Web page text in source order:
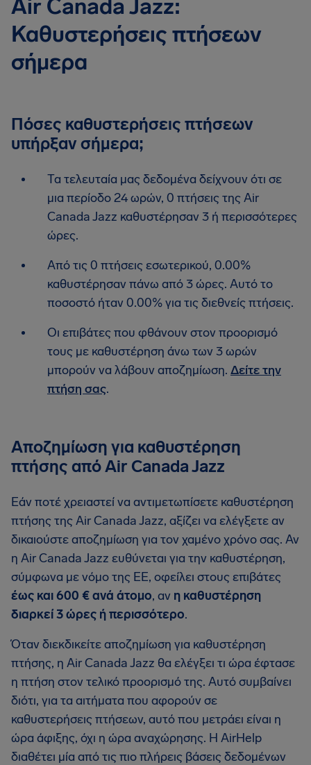
Air Canada Jazz:
Καθυστερήσεις πτήσεων
σήμερα
Πόσες καθυστερήσεις πτήσεων
υπήρξαν σήμερα;
Τα τελευταία μας δεδομένα δείχνουν ότι σε
μια περίοδο 24 ωρών, 0 πτήσεις της Air
Canada Jazz καθυστέρησαν 3 ή περισσότερες
ώρες.
Από τις 0 πτήσεις εσωτερικού, 0.00%
καθυστέρησαν πάνω από 3 ώρες. Αυτό το
ποσοστό ήταν 0.00% για τις διεθνείς πτήσεις.
Οι επιβάτες που φθάνουν στον προορισμό
τους με καθυστέρηση άνω των 3 ωρών
μπορούν να λάβουν αποζημίωση. Δείτε την
πτήση σας.
Αποζημίωση για καθυστέρηση
πτήσης από Air Canada Jazz
Εάν ποτέ χρειαστεί να αντιμετωπίσετε καθυστέρηση
πτήσης της Air Canada Jazz, αξίζει να ελέγξετε αν
δικαιούστε αποζημίωση για τον χαμένο χρόνο σας. Αν
η Air Canada Jazz ευθύνεται για την καθυστέρηση,
σύμφωνα με νόμο της ΕΕ, οφείλει στους επιβάτες
έως και 600 € ανά άτομο, αν η καθυστέρηση
διαρκεί 3 ώρες ή περισσότερο.
Όταν διεκδικείτε αποζημίωση για καθυστέρηση
πτήσης, η Air Canada Jazz θα ελέγξει τι ώρα έφτασε
η πτήση στον τελικό προορισμό της. Αυτό συμβαίνει
διότι, για τα αιτήματα που αφορούν σε
καθυστερήσεις πτήσεων, αυτό που μετράει είναι η
ώρα άφιξης, όχι η ώρα αναχώρησης. Η AirHelp
διαθέτει μία από τις πιο πλήρεις βάσεις δεδομένων